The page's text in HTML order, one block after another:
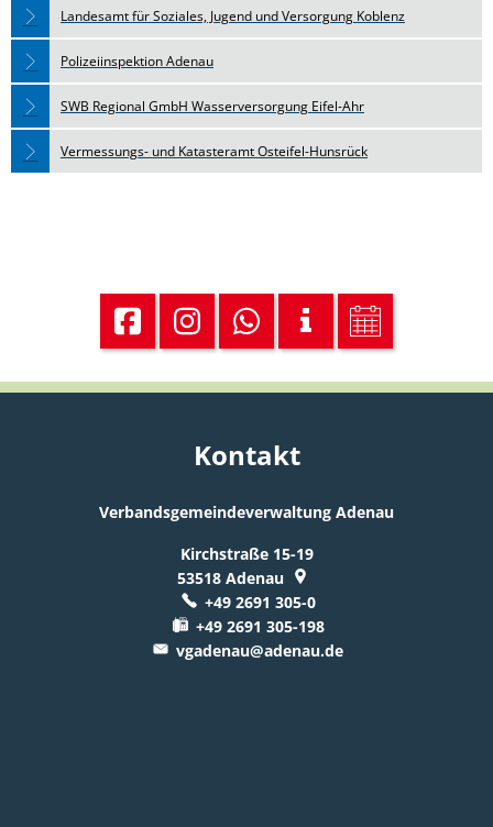
Landesamt für Soziales, Jugend und Versorgung Koblenz
Polizeiinspektion Adenau
SWB Regional GmbH Wasserversorgung Eifel-Ahr
Vermessungs- und Katasteramt Osteifel-Hunsrück
Kontakt
Verbandsgemeindeverwaltung Adenau
Kirchstraße 15-19
53518 Adenau
+49 2691 305-0
+49 2691 305-198
vgadenau@adenau.de